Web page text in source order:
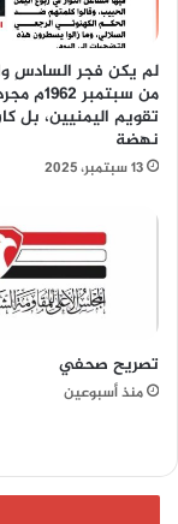
لم يكن فجر السادسِ
من سبتمبر
تقويم اليمنيين، بل
نهضة
13 سبتمبر، 2025
تصريح صحفي
منذ أسبوعين